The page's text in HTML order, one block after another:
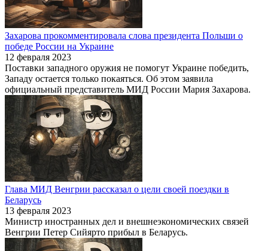
Захарова прокомментировала слова президента Польши о
победе России на Украине
12 февраля 2023
Поставки западного оружия не помогут Украине победить,
Западу остается только покаяться. Об этом заявила
официальный представитель МИД России Мария Захарова.
Глава МИД Венгрии рассказал о цели своей поездки в
Беларусь
13 февраля 2023
Министр иностранных дел и внешнеэкономических связей
Венгрии Петер Сийярто прибыл в Беларусь.